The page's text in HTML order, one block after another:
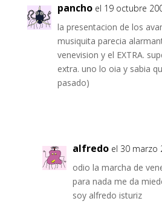
pancho el 19 octubre
la presentacion de los
musiquita parecia
venevision y el EXTRA.
extra. uno lo oia y sabia
pasado)
alfredo el 30 marzo
odio la marcha de
para nada me da
soy alfredo isturiz